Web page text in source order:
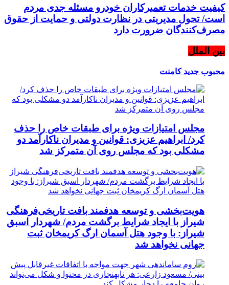
کیفیت خدمات تعمیرکاران خودرو مسئله جدی مردم
است/ تحول مدیریتی در نظارت دولتی و حمایت از حقوق
مصرف‌کنندگان ضرورت دارد
بین الملل
محبوب جدیدکامنت
مجلس امتیازات ویژه برای طبقات خاص را حذف
کرد/ ابراهیم عزیزی: قوانین و مدیران ناکارآمد دو
مشکلی بود که مجلس روی آن متمرکز شد
هویت‌بخشی و توسعه هدفمند بافت تاریخی‌فرهنگی
شیراز با ایجاد شرایط برگشت مردم/ شهردار اسبق
شیراز: با وجود هتل آسمان ارگ کریمخان ثبت
جهانی نخواهد شد